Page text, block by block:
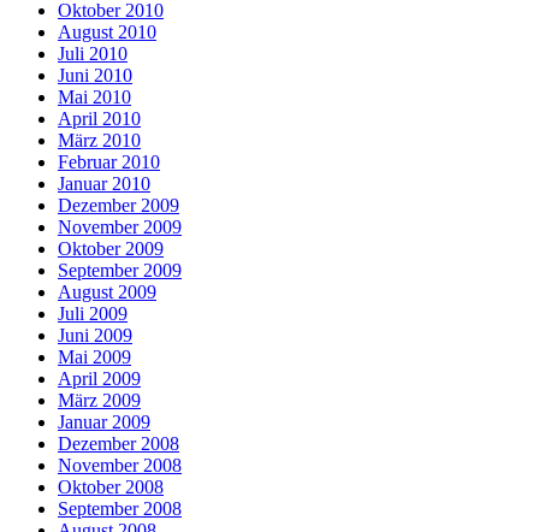
Oktober 2010
August 2010
Juli 2010
Juni 2010
Mai 2010
April 2010
März 2010
Februar 2010
Januar 2010
Dezember 2009
November 2009
Oktober 2009
September 2009
August 2009
Juli 2009
Juni 2009
Mai 2009
April 2009
März 2009
Januar 2009
Dezember 2008
November 2008
Oktober 2008
September 2008